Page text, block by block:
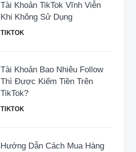
Tài Khoản TikTok Vĩnh Viễn
Khi Không Sử Dụng
TIKTOK
Tài Khoản Bao Nhiêu Follow
Thì Được Kiếm Tiền Trên
TikTok?
TIKTOK
Hướng Dẫn Cách Mua Hàng